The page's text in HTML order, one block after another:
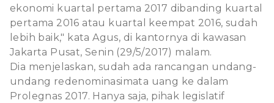
ekonomi kuartal pertama 2017 dibanding kuartal
pertama 2016 atau kuartal keempat 2016, sudah
lebih baik," kata Agus, di kantornya di kawasan
Jakarta Pusat, Senin (29/5/2017) malam.
Dia menjelaskan, sudah ada rancangan undang-
undang redenominasimata uang ke dalam
Prolegnas 2017. Hanya saja, pihak legislatif